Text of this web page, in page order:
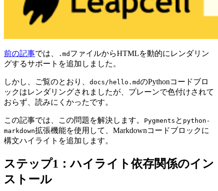
前の記事では、 .md ファイルからHTMLを動的にレンダリン
グするサポートを追加しました。
しかし、ご覧のとおり、 docs/hello.mdのPythonコードブロ
ックはレンダリングされましたが、プレーンで色付けされて
おらず、読みにくかったです。
この記事では、この問題を解決します。 Pygments と python-
markdown拡張機能を使用して、Markdownコードブロックに
構文ハイライトを追加します。
ステップ1：ハイライト依存関係のイン
ストール